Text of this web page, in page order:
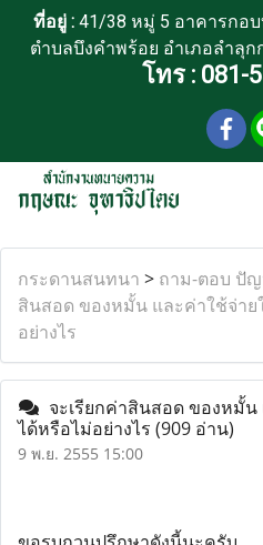
ที่อยู่ :41/38 หมู่ 5 อาคารกอ
ตำบลบึงคำพร้อย อำเภอลำลุ
โทร : 081-
กระดานสนทนา > ถาม-ตอบ ปั
สินสอด ของหมั้น และค่าใช้จ่า
อย่างไร
จะเรียกค่าสินสอด ของหมั้
ได้หรือไม่อย่างไร (909 อ่าน)
9 พ.ย. 2555 15:00